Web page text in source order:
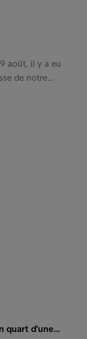
août, il y a eu
de notre…
quart d'une…